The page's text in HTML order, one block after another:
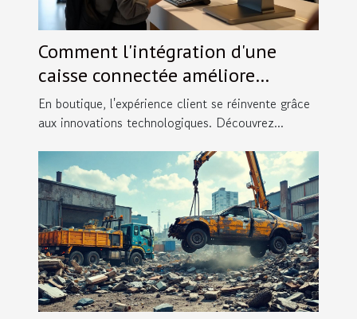
Comment l'intégration d'une
caisse connectée améliore
l'expérience client en boutique ?
En boutique, l'expérience client se réinvente grâce
aux innovations technologiques. Découvrez...